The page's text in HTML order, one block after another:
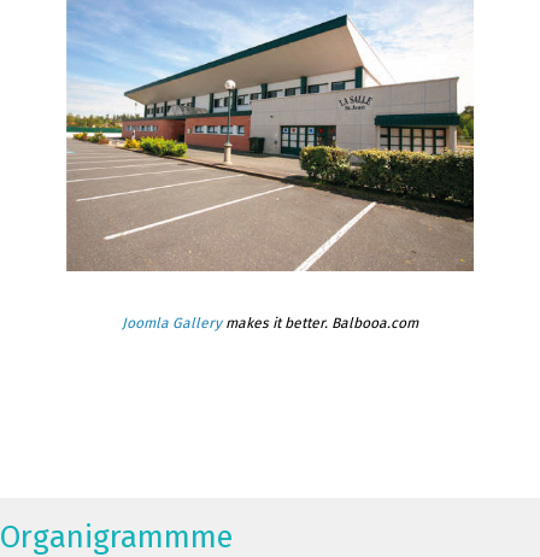
Joomla Gallerymakes it better. Balbooa.com
Organigrammme